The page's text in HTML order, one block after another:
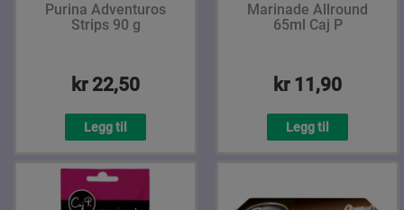
Purina Adventuros
Strips 90 g
kr 22,50
Legg til
Marinade Allround
65ml Caj P
kr 11,90
Legg til